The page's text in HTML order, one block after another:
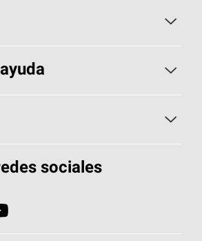
techos
sobre techos
diseño y color
contratistas de techos
-PINK®
o encuentre un
sociales